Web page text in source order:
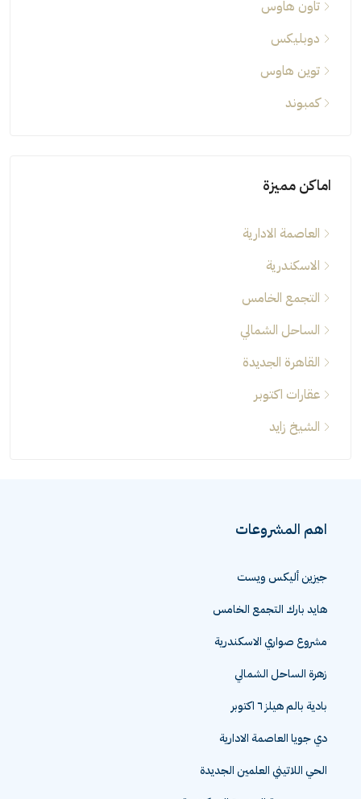
تاون هاوس
دوبليكس
توين هاوس
كمبوند
اماكن مميزة
العاصمة الادارية
الاسكندرية
التجمع الخامس
الساحل الشمالي
القاهرة الجديدة
عقارات اكتوبر
الشيخ زايد
اهم المشروعات
مشروع صواري الاسكندرية
زهرة الساحل الشمالي
بادية بالم هيلز ٦ اكتوبر
دي جويا العاصمة الادارية
الحي اللاتيني العلمين الجديدة